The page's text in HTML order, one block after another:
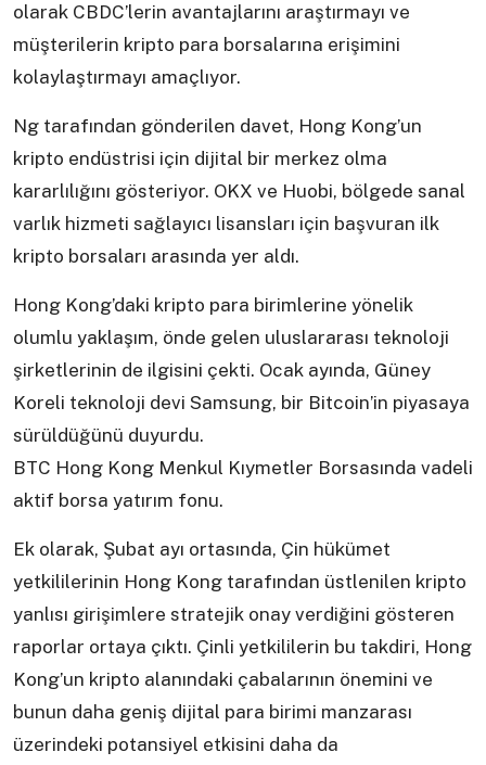
olarak CBDC’lerin avantajlarını araştırmayı ve
müşterilerin kripto para borsalarına erişimini
kolaylaştırmayı amaçlıyor.
Ng tarafından gönderilen davet, Hong Kong’un
kripto endüstrisi için dijital bir merkez olma
kararlılığını gösteriyor. OKX ve Huobi, bölgede sanal
varlık hizmeti sağlayıcı lisansları için başvuran ilk
kripto borsaları arasında yer aldı.
Hong Kong’daki kripto para birimlerine yönelik
olumlu yaklaşım, önde gelen uluslararası teknoloji
şirketlerinin de ilgisini çekti. Ocak ayında, Güney
Koreli teknoloji devi Samsung, bir Bitcoin’in piyasaya
sürüldüğünü duyurdu.
BTC Hong Kong Menkul Kıymetler Borsasında vadeli
aktif borsa yatırım fonu.
Ek olarak, Şubat ayı ortasında, Çin hükümet
yetkililerinin Hong Kong tarafından üstlenilen kripto
yanlısı girişimlere stratejik onay verdiğini gösteren
raporlar ortaya çıktı. Çinli yetkililerin bu takdiri, Hong
Kong’un kripto alanındaki çabalarının önemini ve
bunun daha geniş dijital para birimi manzarası
üzerindeki potansiyel etkisini daha da